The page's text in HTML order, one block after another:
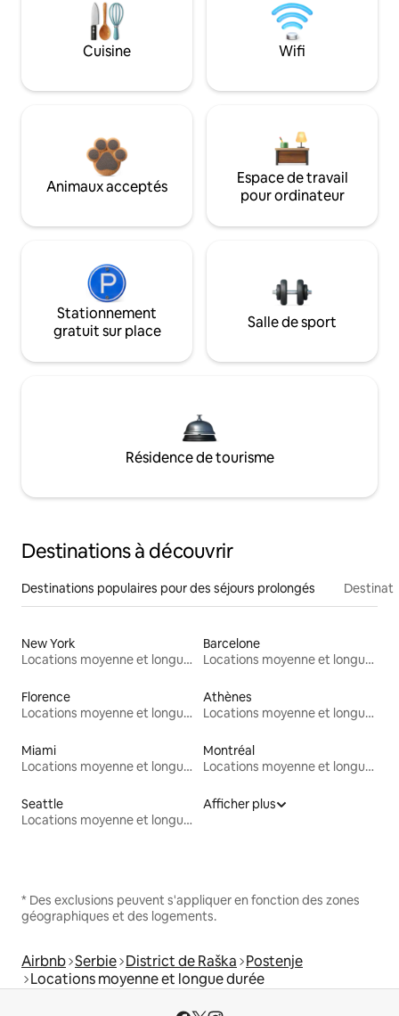
Cuisine Wifi
Animaux acceptés
Espace de travail
pour ordinateur
Stationnement
gratuit sur place
Salle de sport
Résidence de tourisme
Destinations à découvrir
Destinations populaires pour des séjours prolongés
New York
Locations moyenne et longue durée
Barcelone
Locations moyenne et longue durée
Florence
Locations moyenne et longue durée
Athènes
Locations moyenne et longue durée
Miami
Locations moyenne et longue durée
Montréal
Locations moyenne et longue durée
Seattle
Locations moyenne et longue durée
Afficher plus
* Des exclusions peuvent s'appliquer en fonction des zones
géographiques et des logements.
Airbnb Serbie District de Raška Postenje
Locations moyenne et longue durée